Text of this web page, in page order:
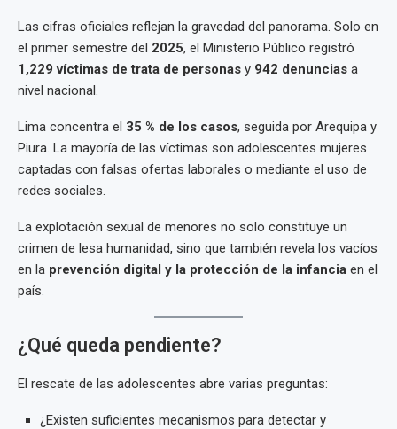
Las cifras oficiales reflejan la gravedad del panorama. Solo en
el primer semestre del 2025, el Ministerio Público registró
1,229 víctimas de trata de personas y 942 denuncias a
nivel nacional.
Lima concentra el 35 % de los casos, seguida por Arequipa y
Piura. La mayoría de las víctimas son adolescentes mujeres
captadas con falsas ofertas laborales o mediante el uso de
redes sociales.
La explotación sexual de menores no solo constituye un
crimen de lesa humanidad, sino que también revela los vacíos
en la prevención digital y la protección de la infancia en el
país.
¿Qué queda pendiente?
El rescate de las adolescentes abre varias preguntas:
¿Existen suficientes mecanismos para detectar y